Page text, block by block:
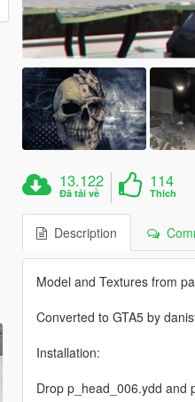
13.122
Đã tải về
114
Thích
Description
Model and Textures from
Converted to GTA5 by
Installation:
Drop p_head_006.ydd and